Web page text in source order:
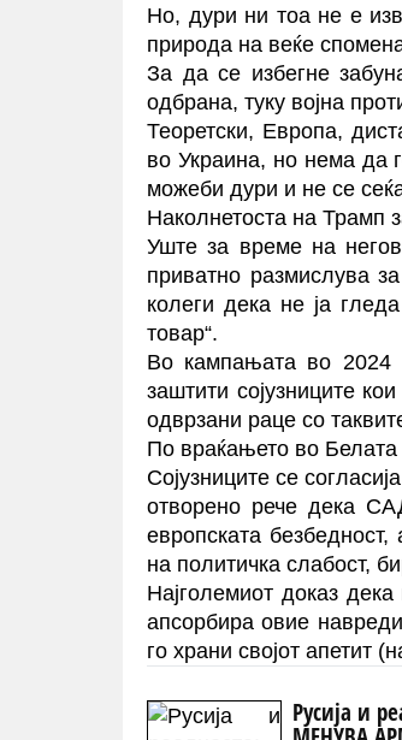
Но, дури ни тоа не е
природа на веќе
За да се избегне
одбрана, туку војна
Теоретски, Европа,
во Украина, но нема да
можеби дури и не се
Наколнетоста на Трамп
Уште за време на
приватно размислува
колеги дека не ја
товар“.
Во кампањата во 2024
заштити сојузниците
одврзани раце со
По враќањето во Белата
Сојузниците се
отворено рече дека
европската
на политичка слабост,
Најголемиот доказ
апсорбира овие
го храни својот апетит
Русија и